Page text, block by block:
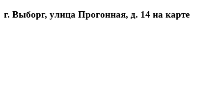
г. Выборг, улица Прогонная, д. 14 на карте